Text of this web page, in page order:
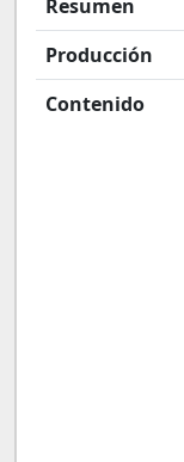
Resumen
Producción
Contenido